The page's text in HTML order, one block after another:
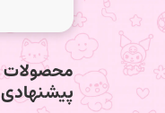
محصولات
پیشنهادی